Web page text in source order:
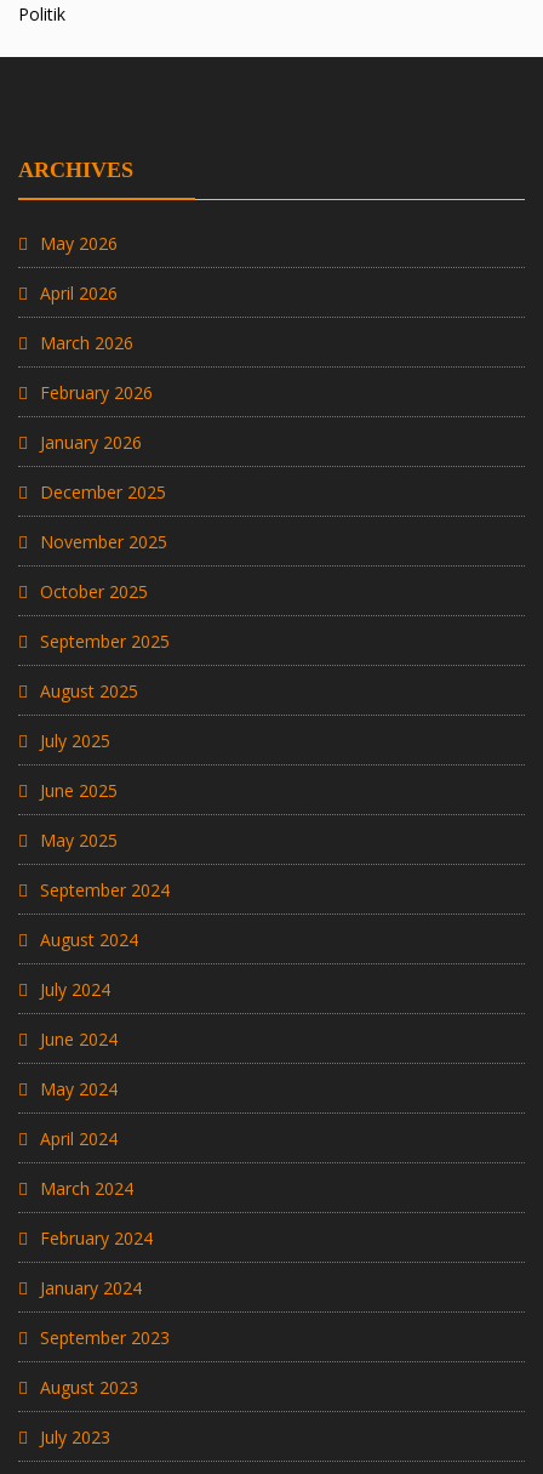
Politik
ARCHIVES
May 2026
April 2026
March 2026
February 2026
January 2026
December 2025
November 2025
October 2025
September 2025
August 2025
July 2025
June 2025
May 2025
September 2024
August 2024
July 2024
June 2024
May 2024
April 2024
March 2024
February 2024
January 2024
September 2023
August 2023
July 2023